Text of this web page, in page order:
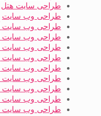
طراحی سایت هتل
طراحی وب سایت
طراحی وب سایت
طراحی وب سایت
طراحی وب سایت
طراحی وب سایت
طراحی وب سایت
طراحی وب
طراحی وب سایت
طراحی وب سایت
طراحی وب سایت